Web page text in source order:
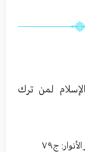
لمن ترك
ج٧٩